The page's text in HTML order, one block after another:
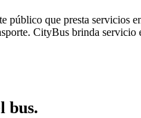
público que presta servicios
CityBus brinda servicio
bus.